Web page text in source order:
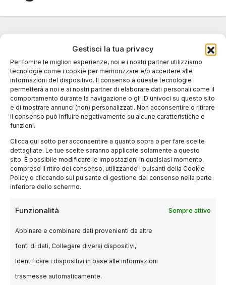
Gestisci la tua privacy
Per fornire le migliori esperienze, noi e i nostri partner utilizziamo
tecnologie come i cookie per memorizzare e/o accedere alle
informazioni del dispositivo. Il consenso a queste tecnologie
permetterà a noi e ai nostri partner di elaborare dati personali come il
comportamento durante la navigazione o gli ID univoci su questo sito
e di mostrare annunci (non) personalizzati. Non acconsentire o ritirare
il consenso può influire negativamente su alcune caratteristiche e
funzioni.
Clicca qui sotto per acconsentire a quanto sopra o per fare scelte
dettagliate. Le tue scelte saranno applicate solamente a questo
sito. È possibile modificare le impostazioni in qualsiasi momento,
compreso il ritiro del consenso, utilizzando i pulsanti della Cookie
Policy o cliccando sul pulsante di gestione del consenso nella parte
inferiore dello schermo.
Funzionalità Sempre attivo
Abbinare e combinare dati provenienti da altre
fonti di dati, Collegare diversi dispositivi,
Identificare i dispositivi in base alle informazioni
trasmesse automaticamente.
attraverso i temi sociali
20 GIUGNO 2025 ANDREA SALA
Il cinema come specchio della società milanese:
film sociali Milano Il cinema italiano ha